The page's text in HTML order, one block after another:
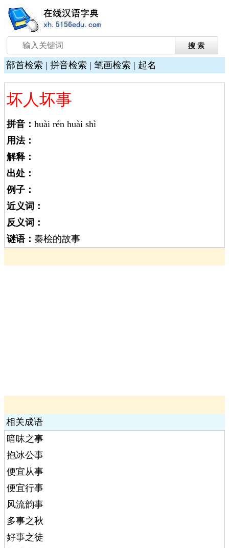
部首检索 | 拼音检索 | 笔画检索 | 起名
坏人坏事
拼音： huài rén huài shì
用法：
解释：
出处：
例子：
近义词：
反义词：
谜语： 秦桧的故事
相关成语
暗昧之事
抱冰公事
便宜从事
便宜行事
风流韵事
多事之秋
好事之徒